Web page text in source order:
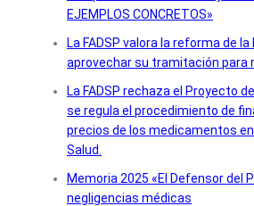
EJEMPLOS CONCRETOS»
La FADSP valora la reforma de
aprovechar su tramitación para
La FADSP rechaza el Proyecto
se regula el procedimiento de
precios de los medicamentos
Salud.
Memoria 2025 «El Defensor del
negligencias médicas